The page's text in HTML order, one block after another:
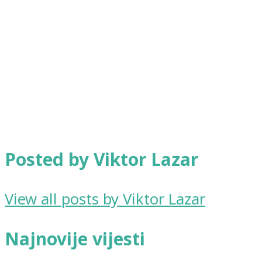
Posted by Viktor Lazar
View all posts by Viktor Lazar
Najnovije vijesti